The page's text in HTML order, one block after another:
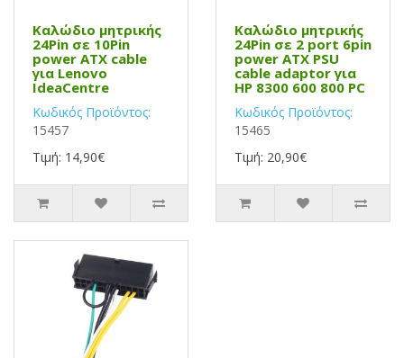
Καλώδιο μητρικής
24Pin σε 10Pin
power ATX cable
για Lenovo
IdeaCentre
Κωδικός Προϊόντος:
15457
Τιμή: 14,90€
Καλώδιο μητρικής
24Pin σε 2 port 6pin
power ATX PSU
cable adaptor για
HP 8300 600 800 PC
Κωδικός Προϊόντος:
15465
Τιμή: 20,90€